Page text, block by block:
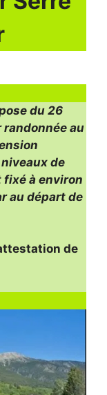
du 26
au
de
fixé à environ
au départ de
de